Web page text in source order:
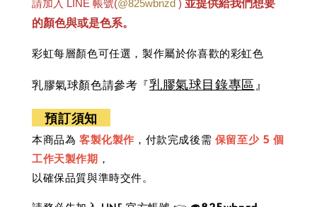
請加入 LINE 帳號(@825wbnzd )
的顏色與或是色系。
彩虹每層顏色可任選，製作屬於你喜歡的彩虹色
乳膠氣球顏色請參考『乳膠氣球目錄專區 』
預訂須知
本商品為 客製化製作 ，付款完成後需 保留至少 5 個
工作天製作期 ，
以確保品質與準時交件。